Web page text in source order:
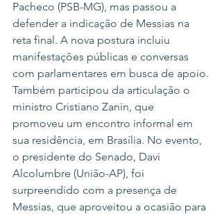
Pacheco (PSB-MG), mas passou a
defender a indicação de Messias na
reta final. A nova postura incluiu
manifestações públicas e conversas
com parlamentares em busca de apoio.
Também participou da articulação o
ministro Cristiano Zanin, que
promoveu um encontro informal em
sua residência, em Brasília. No evento,
o presidente do Senado, Davi
Alcolumbre (União-AP), foi
surpreendido com a presença de
Messias, que aproveitou a ocasião para